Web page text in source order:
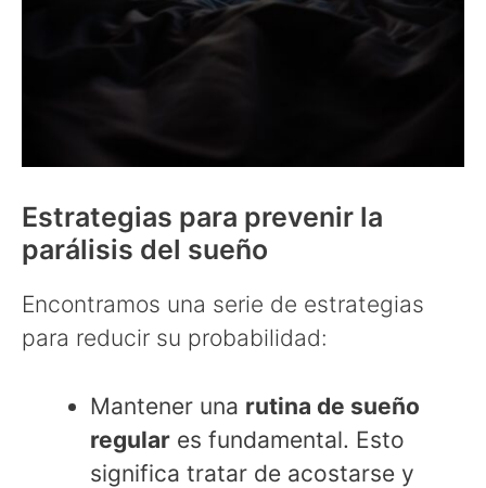
Estrategias para prevenir la
parálisis del sueño
Encontramos una serie de estrategias
para reducir su probabilidad:
Mantener una rutina de sueño
regular es fundamental. Esto
significa tratar de acostarse y